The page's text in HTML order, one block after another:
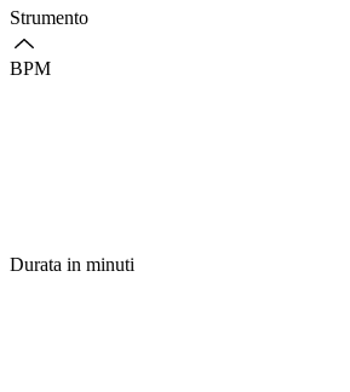
Strumento
BPM
Durata in minuti